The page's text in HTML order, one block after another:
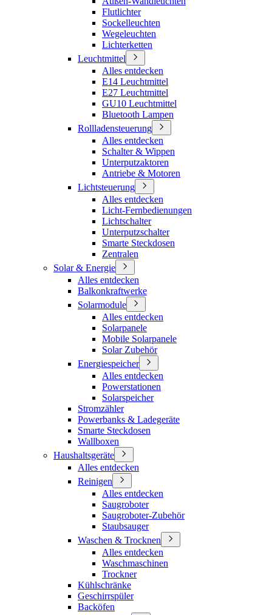
Flutlichter
Sockelleuchten
Wegeleuchten
Lichterketten
Leuchtmittel
Alles entdecken
E14 Leuchtmittel
E27 Leuchtmittel
GU10 Leuchtmittel
Bluetooth Lampen
Rollladensteuerung
Alles entdecken
Schalter & Wippen
Unterputzaktoren
Antriebe & Motoren
Lichtsteuerung
Alles entdecken
Licht-Fernbedienungen
Lichtschalter
Unterputzschalter
Smarte Steckdosen
Zentralen
Solar & Energie
Alles entdecken
Balkonkraftwerke
Solarmodule
Alles entdecken
Solarpanele
Mobile Solarpanele
Solar Zubehör
Energiespeicher
Alles entdecken
Powerstationen
Solarspeicher
Stromzähler
Powerbanks & Ladegeräte
Smarte Steckdosen
Wallboxen
Haushaltsgeräte
Alles entdecken
Reinigen
Alles entdecken
Saugroboter
Saugroboter-Zubehör
Staubsauger
Waschen & Trocknen
Alles entdecken
Waschmaschinen
Trockner
Kühlschränke
Geschirrspüler
Backöfen